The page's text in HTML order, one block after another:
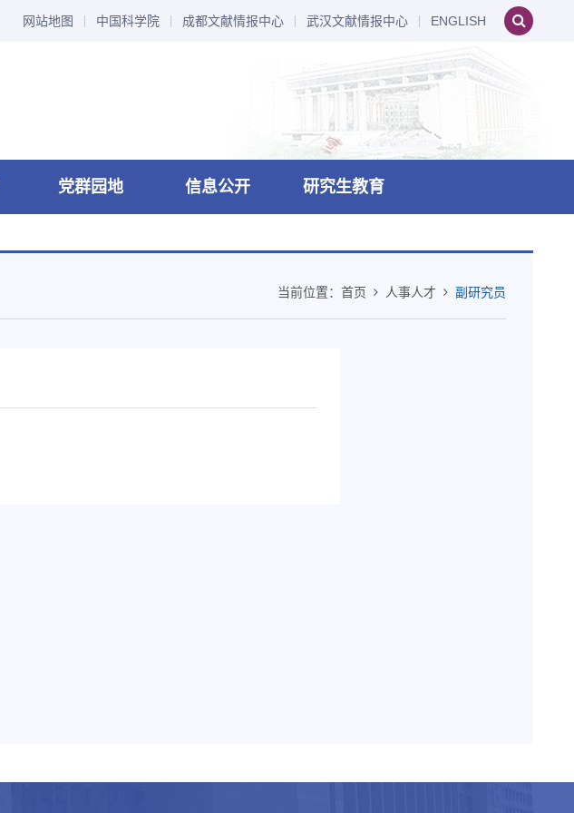
网站地图 中国科学院 成都文献情报中心 武汉文献情报中心 ENGLISH
党群园地 信息公开 研究生教育
当前位置： 首页 人事人才 副研究员